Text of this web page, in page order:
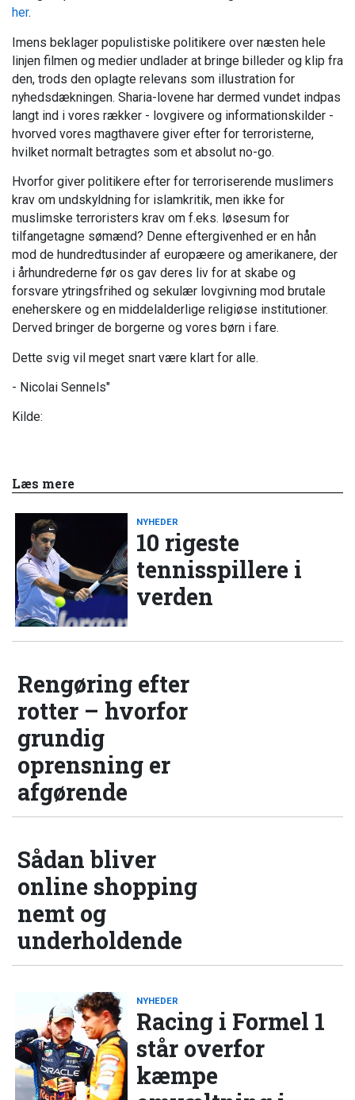
her.
Imens beklager populistiske politikere over næsten hele
linjen filmen og medier undlader at bringe billeder og klip fra
den, trods den oplagte relevans som illustration for
nyhedsdækningen. Sharia-lovene har dermed vundet indpas
langt ind i vores rækker - lovgivere og informationskilder -
hvorved vores magthavere giver efter for terroristerne,
hvilket normalt betragtes som et absolut no-go.
Hvorfor giver politikere efter for terroriserende muslimers
krav om undskyldning for islamkritik, men ikke for
muslimske terroristers krav om f.eks. løsesum for
tilfangetagne sømænd? Denne eftergivenhed er en hån
mod de hundredtusinder af europæere og amerikanere, der
i århundrederne før os gav deres liv for at skabe og
forsvare ytringsfrihed og sekulær lovgivning mod brutale
eneherskere og en middelalderlige religiøse institutioner.
Derved bringer de borgerne og vores børn i fare.
Dette svig vil meget snart være klart for alle.
- Nicolai Sennels"
Kilde:
Læs mere
NYHEDER
10 rigeste
tennisspillere i
verden
Rengøring efter
rotter – hvorfor
grundig
oprensning er
afgørende
Sådan bliver
online shopping
nemt og
underholdende
NYHEDER
Racing i Formel 1
står overfor
kæmpe